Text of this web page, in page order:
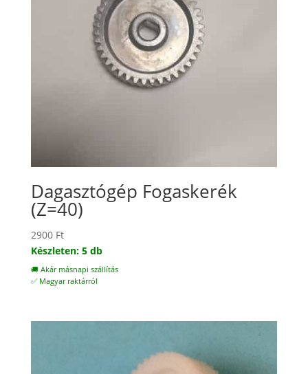
Dagasztógép Fogaskerék
(Z=40)
2900 Ft
Készleten: 5 db
🚚 Akár másnapi szállítás
✅ Magyar raktárról